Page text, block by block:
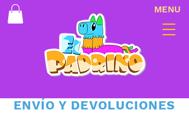
MENU
ENVÍO Y DEVOLUCIONES